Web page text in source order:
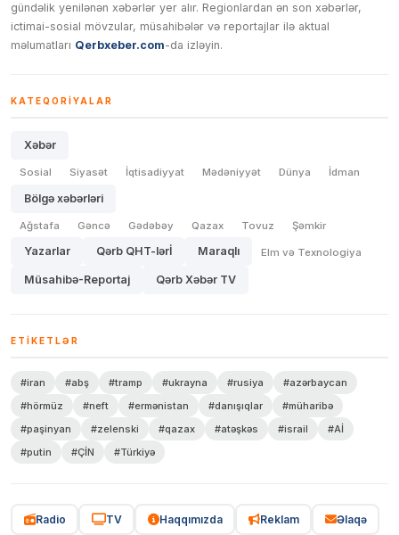
gündəlik yenilənən xəbərlər yer alır. Regionlardan ən son xəbərlər,
ictimai-sosial mövzular, müsahibələr və reportajlar ilə aktual
məlumatları Qerbxeber.com-da izləyin.
KATEQORIYALAR
Xəbər
Sosial Siyasət İqtisadiyyat Mədəniyyət Dünya İdman
Bölgə xəbərləri
Ağstafa Gəncə Gədəbəy Qazax Tovuz Şəmkir
Yazarlar Qərb QHT-lərİ Maraqlı Elm və Texnologiya
Müsahibə-Reportaj Qərb Xəbər TV
ETIKETLƏR
#iran #abş #tramp #ukrayna #rusiya
#azərbaycan
#hörmüz
#neft #ermənistan #danışıqlar
#müharibə
#paşinyan
#zelenski #qazax #atəşkəs #israil
#Aİ
#putin
#ÇİN #Türkiyə
Radio TV Haqqımızda Reklam Əlaqə